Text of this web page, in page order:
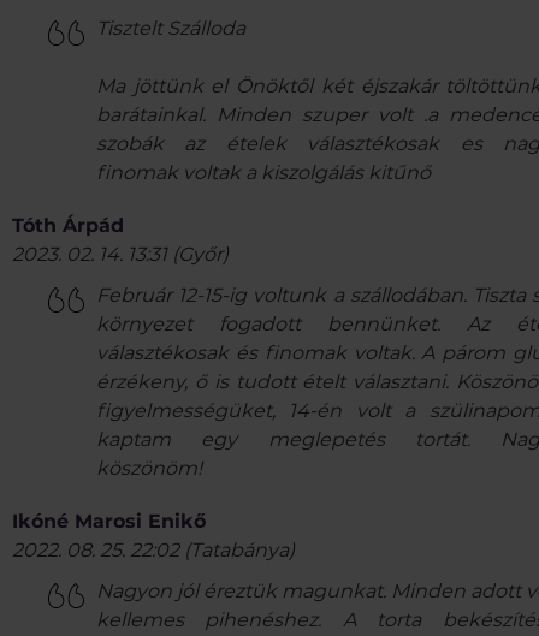
Tisztelt Szálloda
Ma jöttünk el Önöktől két éjszakár
barátainkal. Minden szuper volt .a
szobák az ételek választékosak es
finomak voltak a kiszolgálás kitűnő
Tóth Árpád
2023. 02. 14. 13:31 (Győr)
Február 12-15-ig voltunk a szállodában. Tiszta
környezet fogadott bennünket. Az
választékosak és finomak voltak. A párom
érzékeny, ő is tudott ételt választani.
figyelmességüket, 14-én volt a
kaptam egy meglepetés tortát.
köszönöm!
Ikóné Marosi Enikő
2022. 08. 25. 22:02 (Tatabánya)
Nagyon jól éreztük magunkat. Minden adott
kellemes pihenéshez. A torta